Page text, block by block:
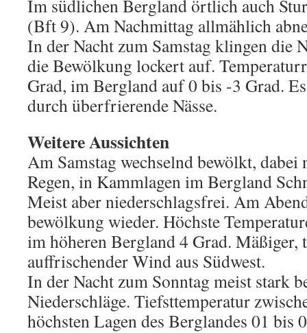
Im südlichen Bergland örtlich auch
(Bft 9). Am Nachmittag allmählich
In der Nacht zum Samstag klingen die
die Bewölkung lockert auf.
Grad, im Bergland auf 0 bis -3 Grad.
durch überfrierende Nässe.
Weitere Aussichten
Am Samstag wechselnd bewölkt, dabei
Regen, in Kammlagen im Bergland
Meist aber niederschlagsfrei. Am
bewölkung wieder. Höchste
im höheren Bergland 4 Grad. Mäßiger,
auffrischender Wind aus Südwest.
In der Nacht zum Sonntag meist stark
Niederschläge. Tiefsttemperatur
höchsten Lagen des Berglandes 01 bis